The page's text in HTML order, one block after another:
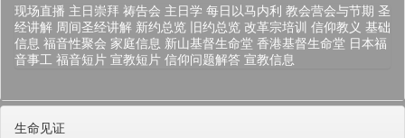
现场直播 主日崇拜 祷告会 主日学 每日以马内利 教会营会与节期 圣
经讲解 周间圣经讲解 新约总览 旧约总览 改革宗培训 信仰教义 基础
信息 福音性聚会 家庭信息 新山基督生命堂 香港基督生命堂 日本福
音事工 福音短片 宣教短片 信仰问题解答 宣教信息
生命见证